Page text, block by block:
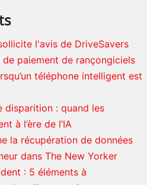
l'avis de DriveSavers
paiement de rançongiciels
téléphone intelligent est
disparition : quand les
à l’ère de l’IA
la récupération de données
dans The New Yorker
: 5 éléments à